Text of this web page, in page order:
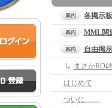
各掲示
MML関
自由掲
まさかRO
はじめて
ついに……